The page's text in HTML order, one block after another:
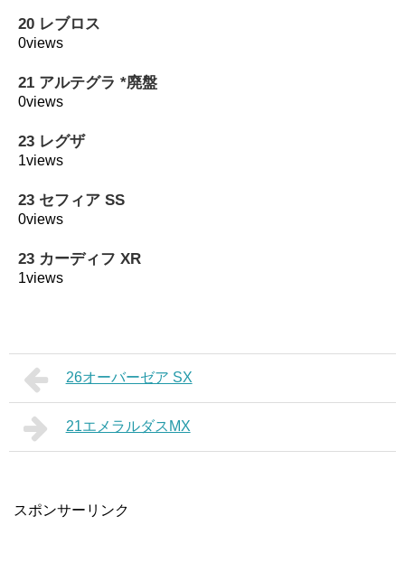
20 レブロス
0views
21 アルテグラ *廃盤
0views
23 レグザ
1views
23 セフィア SS
0views
23 カーディフ XR
1views
26オーバーゼア SX
21エメラルダスMX
スポンサーリンク